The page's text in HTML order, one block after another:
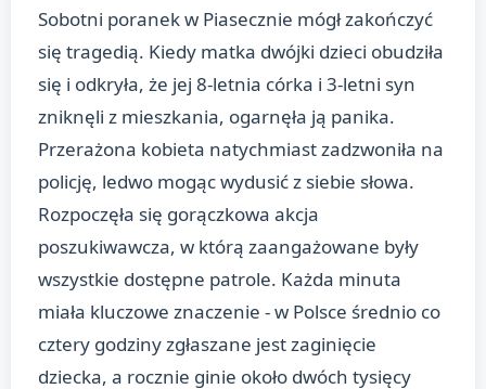
Sobotni poranek w Piasecznie mógł zakończyć
się tragedią. Kiedy matka dwójki dzieci obudziła
się i odkryła, że jej 8-letnia córka i 3-letni syn
zniknęli z mieszkania, ogarnęła ją panika.
Przerażona kobieta natychmiast zadzwoniła na
policję, ledwo mogąc wydusić z siebie słowa.
Rozpoczęła się gorączkowa akcja
poszukiwawcza, w którą zaangażowane były
wszystkie dostępne patrole. Każda minuta
miała kluczowe znaczenie - w Polsce średnio co
cztery godziny zgłaszane jest zaginięcie
dziecka, a rocznie ginie około dwóch tysięcy